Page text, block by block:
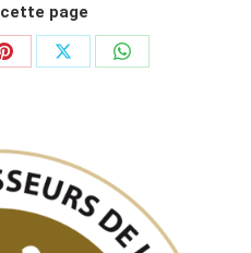
page
PartagerPartagerPartager